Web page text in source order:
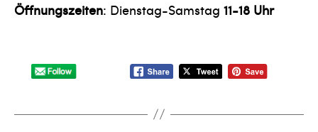
Öffnungszeiten: Dienstag-Samstag 11-18 Uhr